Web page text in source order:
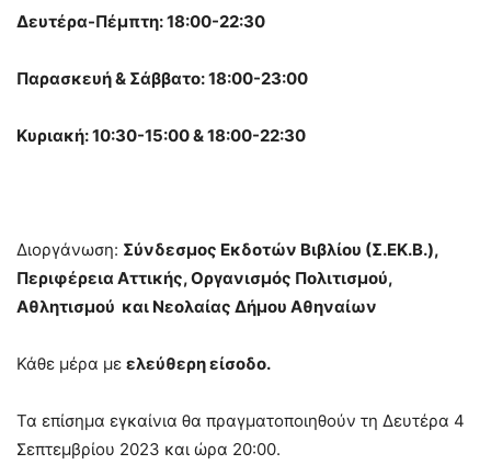
Δευτέρα-Πέμπτη: 18:00-22:30
Παρασκευή & Σάββατο: 18:00-23:00
Κυριακή: 10:30-15:00 & 18:00-22:30
Διοργάνωση: Σύνδεσμος Εκδοτών Βιβλίου (Σ.ΕΚ.Β.),
Περιφέρεια Αττικής, Οργανισμός Πολιτισμού,
Αθλητισμού και Νεολαίας Δήμου Αθηναίων
Κάθε μέρα με ελεύθερη είσοδο.
Τα επίσημα εγκαίνια θα πραγματοποιηθούν τη Δευτέρα 4
Σεπτεμβρίου 2023 και ώρα 20:00.